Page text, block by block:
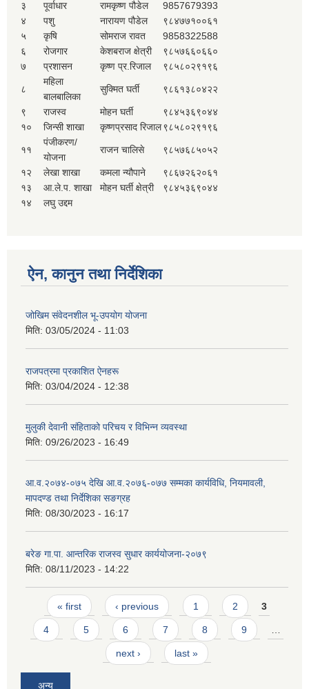
३
पूर्वाधार रामकृष्ण पौडेल
9857679393
४
पशु नारायण पौडेल
९८४७७१००६१
५
कृषि सोमराज रावत
9858322588
६
रोजगार केशबराज क्षेत्री
९८५७६६०६६०
७
प्रशासन कृष्ण प्र.रिजाल ९८५८०२९१९६
८
महिला
बालबालिका
सुक्मित घर्ती ९८६१३८०४२२
९ राजस्व मोहन घर्ती
९८४५३६९०४४
१०
जिन्सी शाखा कृष्णप्रसाद रिजाल९८५८०२९१९६
११
पंजीकरण/
योजना
राजन चालिसे ९८५७६८५०५२
१२ लेखा शाखा कमला न्यौपाने
९८६७२६२०६१
१३
आ.ले.प. शाखा मोहन घर्ती क्षेत्री
९८४५३६९०४४
१४
लघु उद्दम
ऐन, कानुन तथा निर्देशिका
जोखिम संवेदनशील भू-उपयोग योजना
मिति: 03/05/2024 - 11:03
राजपत्रमा प्रकाशित ऐनहरू
मिति: 03/04/2024 - 12:38
मुलुकी देवानी संहिताको परिचय र विभिन्न व्यवस्था
मिति: 09/26/2023 - 16:49
आ.व.२०७४-०७५ देखि आ.व.२०७६-०७७ सम्मका कार्यविधि, नियमावली,
मापदण्ड तथा निर्देशिका सङग्रह
मिति: 08/30/2023 - 16:17
बरेङ गा.पा. आन्तरिक राजस्व सुधार कार्ययोजना-२०७९
मिति: 08/11/2023 - 14:22
Pages
« first ‹ previous 1 2 3
4 5 6 7 8 9 …
next › last »
अन्य